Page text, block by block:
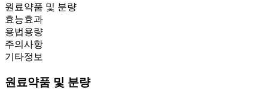
원료약품 및 분량
효능효과
용법용량
주의사항
기타정보
원료약품 및 분량